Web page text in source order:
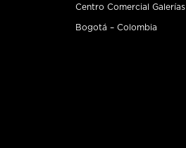
Centro Comercial Galerías
Bogotá – Colombia